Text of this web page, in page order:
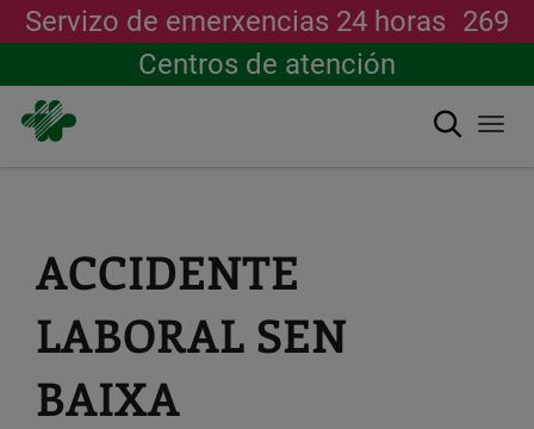
Servizo de emerxencias 24 horas 269
Centros de atención
Buscar
ACCIDENTE
LABORAL SEN
BAIXA